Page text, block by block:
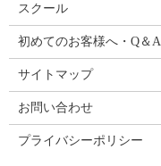
スクール
初めてのお客様へ・Q＆A
サイトマップ
お問い合わせ
プライバシーポリシー